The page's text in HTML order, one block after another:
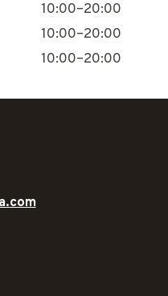
10:00–20:00
10:00–20:00
10:00–20:00